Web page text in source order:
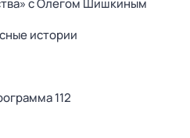
с Олегом Шишкиным
истории
112